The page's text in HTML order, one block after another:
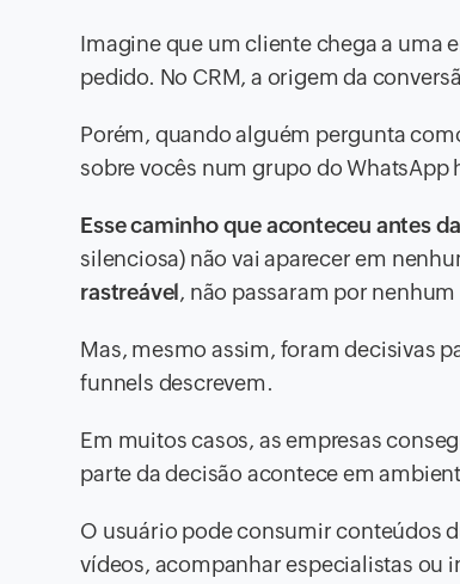
Imagine que um cliente chega a uma
pedido. No CRM, a origem da
Porém, quando alguém pergunta
sobre vocês num grupo do WhatsApp
Esse caminho que aconteceu antes
silenciosa) não vai aparecer em
rastreável, não passaram por
Mas, mesmo assim, foram decisivas
funnels descrevem.
Em muitos casos, as empresas
parte da decisão acontece em
O usuário pode consumir conteúdos
vídeos, acompanhar especialistas ou